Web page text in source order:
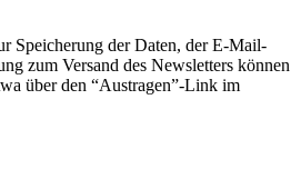
Speicherung der Daten, der E-Mail-
zum Versand des Newsletters können
über den “Austragen”-Link im